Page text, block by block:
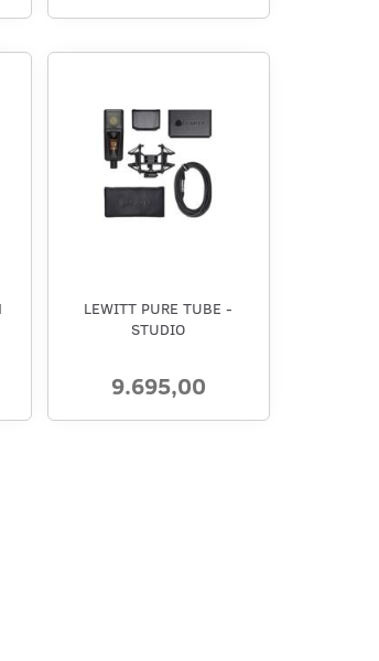
LEWITT PURE TUBE -
STUDIO
9.695,00